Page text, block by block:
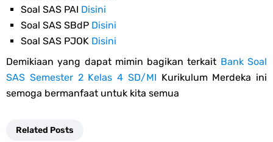
Soal SAS PAI Disini
Soal SAS SBdP Disini
Soal SAS PJOK Disini
Demikiaan yang dapat mimin bagikan terkait Bank Soal
SAS Semester 2 Kelas 4 SD/MI Kurikulum Merdeka ini
semoga bermanfaat untuk kita semua
Related Posts